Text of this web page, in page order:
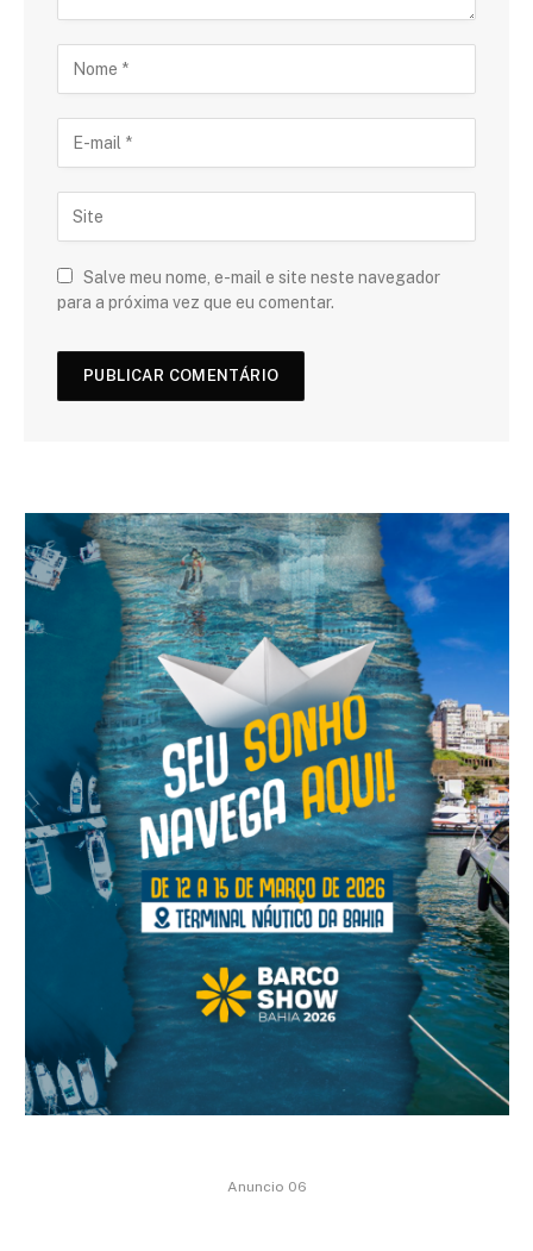
Salve meu nome, e-mail e site neste navegador
para a próxima vez que eu comentar.
Anuncio 06